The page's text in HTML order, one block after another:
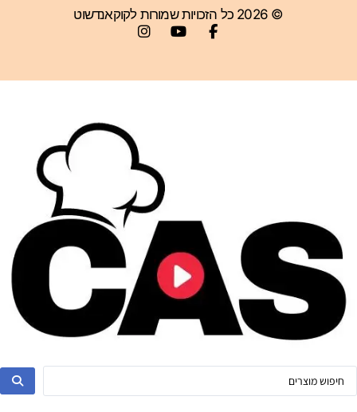
© 2026 כל הזכויות שמורות לקוקאנדשוט